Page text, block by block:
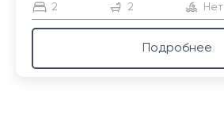
2 2 Нет
Подробнее